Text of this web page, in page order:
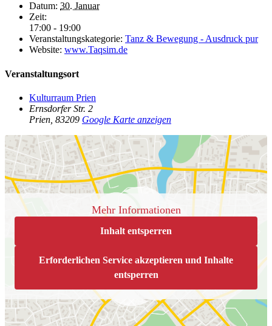
Datum: 30. Januar
Zeit:
17:00 - 19:00
Veranstaltungskategorie: Tanz & Bewegung - Ausdruck pur
Website: www.Taqsim.de
Veranstaltungsort
Kulturraum Prien
Ernsdorfer Str. 2
Prien 83209 Google Karte anzeigen
Mehr Informationen
Inhalt entsperren
Erforderlichen Service akzeptieren und Inhalte
entsperren